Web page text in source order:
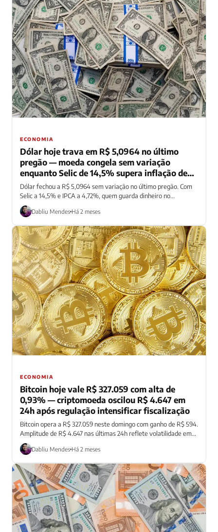
ECONOMIA
Dólar hoje trava em R$ 5,0964 no último
pregão — moeda congela sem variação
enquanto Selic de 14,5% supera inflação de
4,72%
Dólar fechou a R$ 5,0964 sem variação no último pregão. Com
Selic a 14,5% e IPCA a 4,72%, quem guarda dinheiro no...
Dabliu Mendes Há 2 meses
ECONOMIA
Bitcoin hoje vale R$ 327.059 com alta de
0,93% — criptomoeda oscilou R$ 4.647 em
24h após regulação intensificar fiscalização
Bitcoin opera a R$ 327.059 neste domingo com ganho de R$ 594.
Amplitude de R$ 4.647 nas últimas 24h reflete volatilidade em...
Dabliu Mendes Há 2 meses